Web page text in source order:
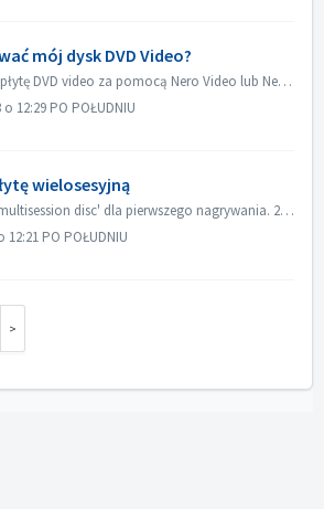
mój dysk DVD Video?
1. Jeżeli nagrasz płytę DVD video za pomocą Nero Video lub Nero Burning ROM, płyta zostanie sfinalizowana automatycznie i będzie można ją odtwarzać na więks...
12:29 PO POŁUDNIU
wielosesyjną
1. Wybierz 'Start multisession disc' dla pierwszego nagrywania. 2. Włóż ponownie nagraną płytę. Wybierz 'Continue Multisession disc' d...
12:21 PO POŁUDNIU